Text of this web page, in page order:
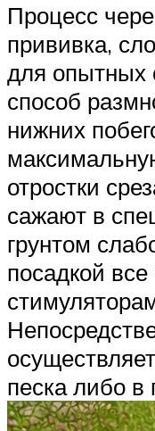
Процесс
прививка,
для опытных
способ
нижних
отростки
сажают в
грунтом
посадкой
песка либо в